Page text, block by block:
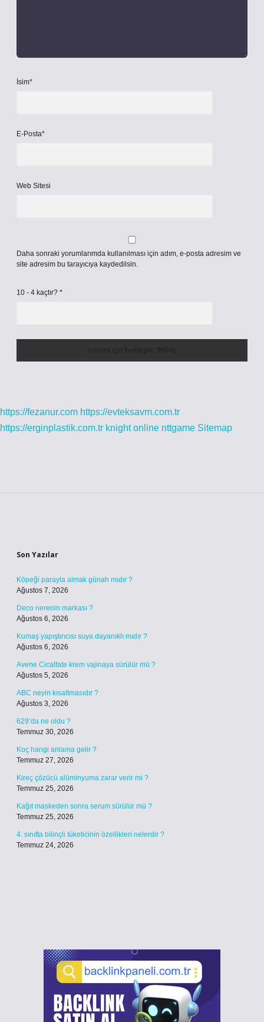
İsim*
E-Posta*
Web Sitesi
Daha sonraki yorumlarımda kullanılması için adım, e-posta adresim ve
site adresim bu tarayıcıya kaydedilsin.
10 - 4 kaçtır? *
https://fezanur.com https://evteksavm.com.tr
https://erginplastik.com.tr knight online nttgame Sitemap
Son Yazılar
Köpeği parayla almak günah mıdır ?
Ağustos 7, 2026
Deco nerenin markası ?
Ağustos 6, 2026
Kumaş yapıştırıcısı suya dayanıklı mıdır ?
Ağustos 6, 2026
Avene Cicalfate krem vajinaya sürülür mü ?
Ağustos 5, 2026
ABC neyin kısaltmasıdır ?
Ağustos 3, 2026
629’da ne oldu ?
Temmuz 30, 2026
Koç hangi anlama gelir ?
Temmuz 27, 2026
Kireç çözücü alüminyuma zarar verir mi ?
Temmuz 25, 2026
Kağıt maskeden sonra serum sürülür mü ?
Temmuz 25, 2026
4. sınıfta bilinçli tüketicinin özellikleri nelerdir ?
Temmuz 24, 2026